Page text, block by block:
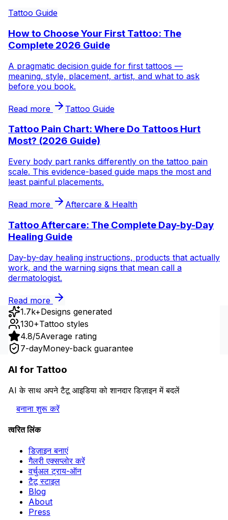
Tattoo Guide
How to Choose Your First Tattoo: The
Complete 2026 Guide
A pragmatic decision guide for first tattoos —
meaning, style, placement, artist, and what to ask
before you book.
Read more Tattoo Guide
Tattoo Pain Chart: Where Do Tattoos Hurt
Most? (2026 Guide)
Every body part ranks differently on the tattoo pain
scale. This evidence-based guide maps the most and
least painful placements.
Read more Aftercare & Health
Tattoo Aftercare: The Complete Day-by-Day
Healing Guide
Day-by-day healing instructions, products that actually
work, and the warning signs that mean call a
dermatologist.
Read more
1.7k+Designs generated
130+Tattoo styles
4.8/5Average rating
7-dayMoney-back guarantee
AI for Tattoo
AI के साथ अपने टैटू आइडिया को शानदार डिज़ाइन में बदलें
बनाना शुरू करें
त्वरित लिंक
डिज़ाइन बनाएं
गैलरी एक्सप्लोर करें
वर्चुअल ट्राय-ऑन
टैटू स्टाइल
Blog
About
Press